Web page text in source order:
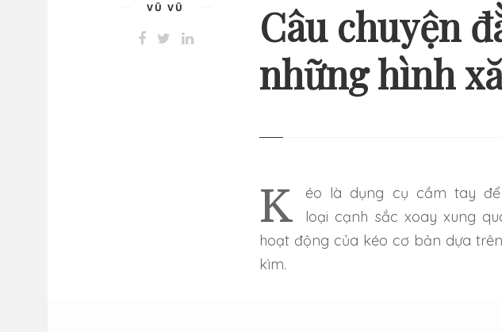
VŨ VŨ
Câu chuyện
những hình
Kéo là dụng cụ cầm tay để cắt đồ vật, gồm một cặp kim
loại cạnh sắc xoay xung
hoạt động của kéo cơ bản dựa
kìm.
NHỮNG NGƯỜI MỚI